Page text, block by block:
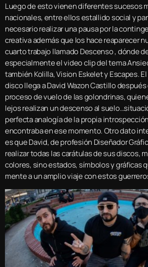
Luego de esto vienen diferentes sucesos
nacionales, entre ellos estallido social y
necesario realizar una pausa por la
creativa además que los hace reaparecer
cuarto trabajo llamado Descenso , dónde
especialmente el video clip del tema
también Kolilla, Vision Eskelet y Escapes.
disco llega a David Wazon Castillo
proceso de vuelo de las golondrinas,
lejos realizan un descenso al
perfecta analogía de la propia
encontraba en ese momento. Otro dato
es que David, de profesión Diseñador
realizar todas las carátulas de sus discos,
colores, sino estados, símbolos y gráficas
mente a un amplio viaje con estos